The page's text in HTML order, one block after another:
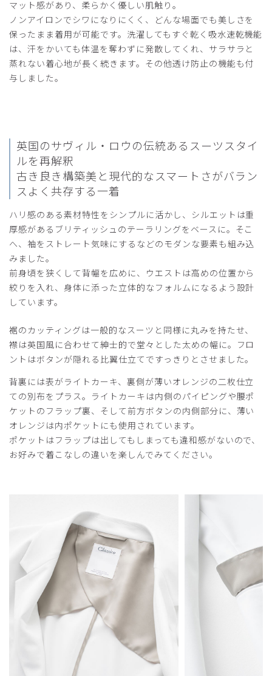
ご購入者様
購入確認済み
2025-10-25
年齢:30代 身長:176-180cm 体重:81-85kg
サイズもぴったりで、着心地も良く大満足です。
役に立った
ご購入者様
購入確認済み
2025-05-11
年齢:70代
ライトジャージジャゲット白衣
Mサイズで前ボタンが止まらなかった。
商品：C05メンズ白衣:ライトジャージージャケット/
白/M
ご購入者様
購入確認済み
C05メンズ白衣:ライトジャージージャケット/
役に立った 0
​1 ​3 ​4
マット感があり、柔らかく優しい肌触り。
ノンアイロンでシワになりにくく、どんな場面でも美しさを
保ったまま着用が可能です。洗濯してもすぐ乾く吸水速乾機能
は、汗をかいても体温を奪わずに発散してくれ、サラサラと
蒸れない着心地が長く続きます。その他透け防止の機能も付
与しました。
英国のサヴィル・ロウの伝統あるスーツスタイ
ルを再解釈
古き良き構築美と現代的なスマートさがバラン
スよく共存する一着
ハリ感のある素材特性をシンプルに活かし、シルエットは重
厚感があるブリティッシュのテーラリングをベースに。そこ
へ、袖をストレート気味にするなどのモダンな要素も組み込
みました。
前身頃を狭くして背幅を広めに、ウエストは高めの位置から
絞りを入れ、身体に添った立体的なフォルムになるよう設計
しています。
裾のカッティングは一般的なスーツと同様に丸みを持たせ、
襟は英国風に合わせて紳士的で堂々とした太めの幅に。フロ
ントはボタンが隠れる比翼仕立てですっきりとさせました。
背裏には表がライトカーキ、裏側が薄いオレンジの二枚仕立
ての別布をプラス。ライトカーキは内側のパイピングや腰ポ
ケットのフラップ裏、そして前方ボタンの内側部分に、薄い
オレンジは内ポケットにも使用されています。
ポケットはフラップは出してもしまっても違和感がないので、
お好みで着こなしの違いを楽しんでみてください。